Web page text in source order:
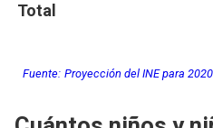
Total
Fuente: Proyección del INE para